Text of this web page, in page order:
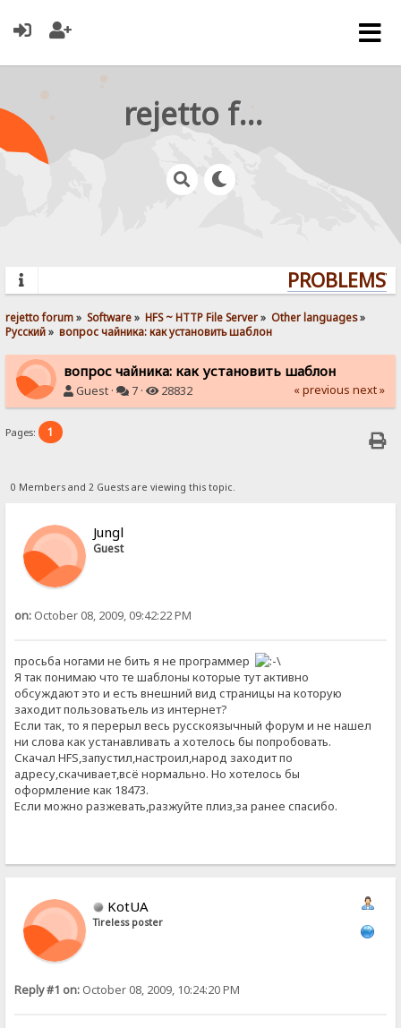
rejetto forum
rejetto forum» Software» HFS ~ HTTP File Server» Other languages»
Pусский» вопрос чайника: как установить шаблон
вопрос чайника: как установить шаблон
Guest · 7 · 28832 « previous next »
Pages: 1
0 Members and 2 Guests are viewing this topic.
Jungl
Guest
on: October 08, 2009, 09:42:22 PM
просьба ногами не бить я не программер
Я так понимаю что те шаблоны которые тут активно
обсуждают это и есть внешний вид страницы на которую
заходит пользоватьель из интернет?
Если так, то я перерыл весь русскоязычный форум и не нашел
ни слова как устанавливать а хотелось бы попробовать.
Скачал HFS,запустил,настроил,народ заходит по
адресу,скачивает,всё нормально. Но хотелось бы
оформление как 18473.
Если можно разжевать,разжуйте плиз,за ранее спасибо.
KotUA
Tireless poster
Reply #1 on: October 08, 2009, 10:24:20 PM